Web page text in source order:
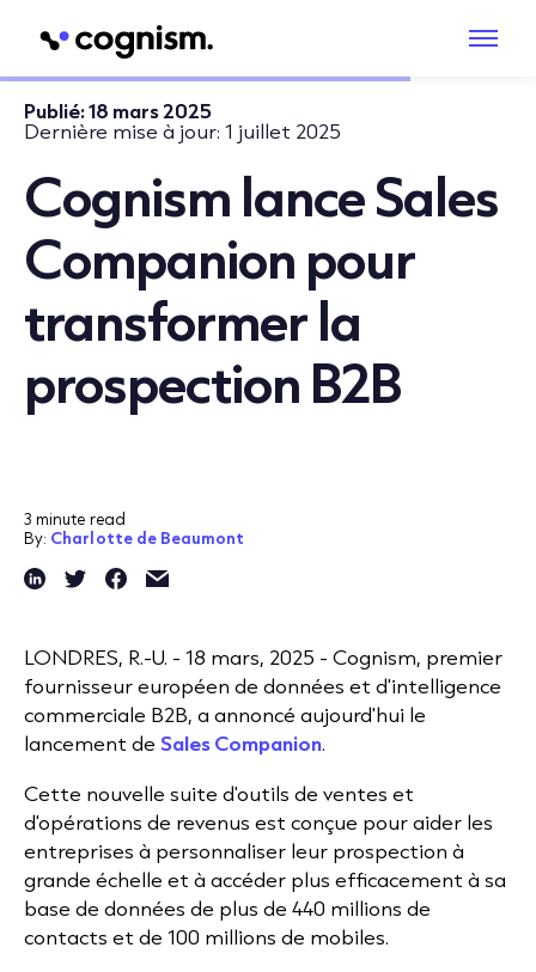
Publié:18 mars 2025
Dernière mise à jour: 1 juillet 2025
Cognism lance Sales
Companion pour
transformer la
prospection B2B
3 minute read
By: Charlotte de Beaumont
LONDRES, R.-U. - 18 mars, 2025 - Cognism, premier
fournisseur européen de données et d'intelligence
commerciale B2B, a annoncé aujourd'hui le
lancement de Sales Companion.
Cette nouvelle suite d'outils de ventes et
d'opérations de revenus est conçue pour aider les
entreprises à personnaliser leur prospection à
grande échelle et à accéder plus efficacement à sa
base de données de plus de 440 millions de
contacts et de 100 millions de mobiles.